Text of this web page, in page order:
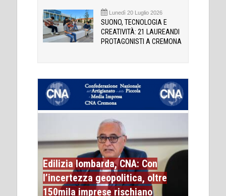
Lunedì 20 Luglio 2026
SUONO, TECNOLOGIA E
CREATIVITÀ: 21 LAUREANDI
PROTAGONISTI A CREMONA
Edilizia lombarda, CNA: Con
l’incertezza geopolitica, oltre
150mila imprese rischiano